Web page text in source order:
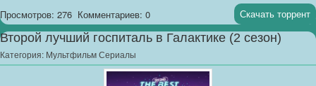
Просмотров: 276 Комментариев: 0 Скачать торрент
Второй лучший госпиталь в Галактике (2 сезон)
Категория: Мультфильм Сериалы